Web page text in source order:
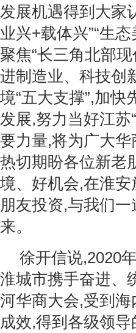
发展机遇得到大家
业兴+载体兴”“生
聚焦“长三角北部
进制造业、科技创
境“五大支撑”,加
发展,努力当好江苏
要力量,将为广大
热切期盼各位新老
境、好机会,在淮
朋友投资,与我们一
来。
徐开信说,2020
淮城市携手奋进、
河华商大会,受到
成效,得到各级领